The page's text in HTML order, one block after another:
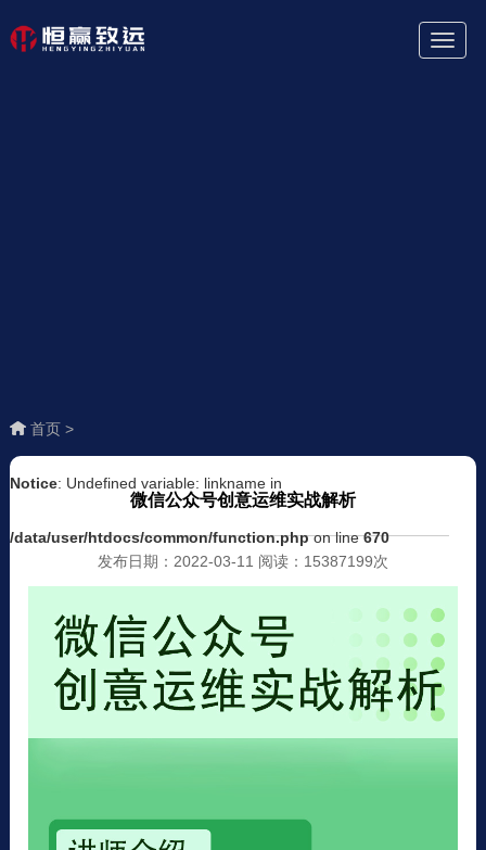
首页 >
Notice: Undefined variable: linkname in
/data/user/htdocs/common/function.phpon line670
微信公众号创意运维实战解析
发布日期：2022-03-11 阅读：15387199次